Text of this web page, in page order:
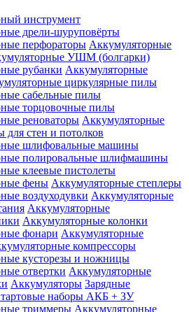
инструмент
дрели-шуруповёрты
перфораторы Аккумуляторные
УШМ (болгарки)
рубанки Аккумуляторные
циркулярные пилы
сабельные пилы
торцовочные пилы
реноваторы Аккумуляторные
стен и потолков
шлифовальные машины
полировальные шлифмашины
клеевые пистолеты
фены Аккумуляторные степлеры
воздуходувки Аккумуляторные
Аккумуляторные
Аккумуляторные колонки
фонари Аккумуляторные
компрессоры
кусторезы и ножницы
отвертки Аккумуляторные
Аккумуляторы Зарядные
наборы АКБ + ЗУ
триммеры Аккумуляторные